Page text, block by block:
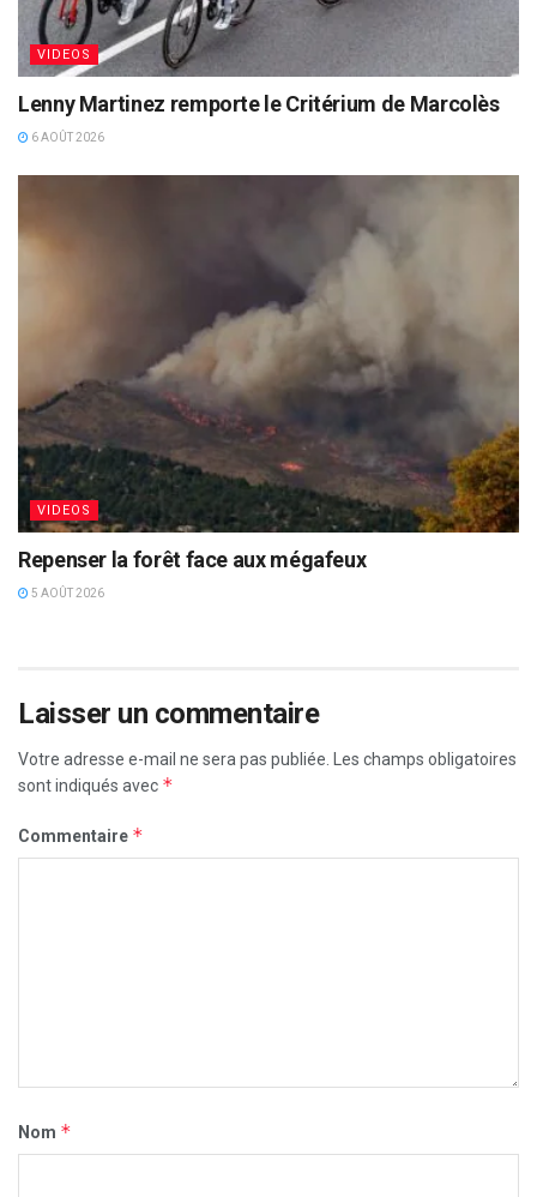
VIDEOS
Lenny Martinez remporte le Critérium de Marcolès
6 AOÛT 2026
VIDEOS
Repenser la forêt face aux mégafeux
5 AOÛT 2026
Laisser un commentaire
Votre adresse e-mail ne sera pas publiée. Les champs obligatoires
sont indiqués avec *
Commentaire *
Nom *